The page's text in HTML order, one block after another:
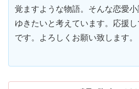
覚ますような物語。そんな恋愛
ゆきたいと考えています。応援
です。よろしくお願い致します。